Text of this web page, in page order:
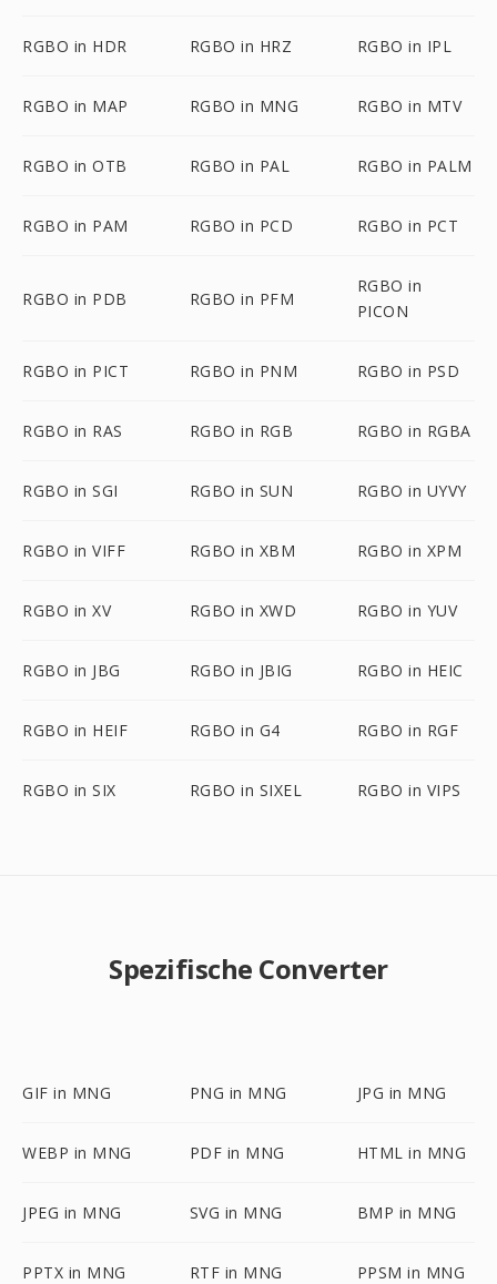
RGBO in HDR RGBO in HRZ RGBO in IPL
RGBO in MAP RGBO in MNG RGBO in MTV
RGBO in OTB RGBO in PAL RGBO in PALM
RGBO in PAM RGBO in PCD RGBO in PCT
RGBO in PDB RGBO in PFM
RGBO in
PICON
RGBO in PICT RGBO in PNM RGBO in PSD
RGBO in RAS RGBO in RGB RGBO in RGBA
RGBO in SGI RGBO in SUN RGBO in UYVY
RGBO in VIFF RGBO in XBM RGBO in XPM
RGBO in XV RGBO in XWD RGBO in YUV
RGBO in JBG RGBO in JBIG RGBO in HEIC
RGBO in HEIF RGBO in G4 RGBO in RGF
RGBO in SIX RGBO in SIXEL RGBO in VIPS
Spezifische Converter
GIF in MNG PNG in MNG JPG in MNG
WEBP in MNG PDF in MNG HTML in MNG
JPEG in MNG SVG in MNG BMP in MNG
PPTX in MNG RTF in MNG PPSM in MNG